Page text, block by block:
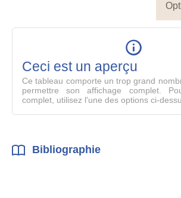
Ceci est un aperçu
Ce tableau comporte un trop grand
permettre son affichage complet.
complet, utilisez l'une des options ci-
Bibliographie